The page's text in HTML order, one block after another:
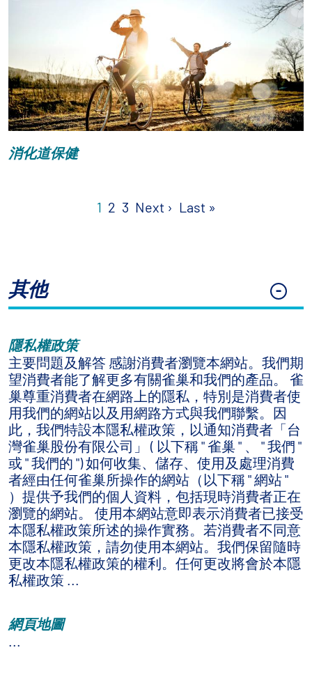
消化道保健
1 2 3 Next › Next page
Last »
其他
隱私權政策
主要問題及解答 感謝消費者瀏覽本網站。我們期
望消費者能了解更多有關雀巢和我們的產品。 雀
巢尊重消費者在網路上的隱私，特別是消費者使
用我們的網站以及用網路方式與我們聯繫。因
此，我們特設本隱私權政策，以通知消費者「台
灣雀巢股份有限公司」 ( 以下稱 " 雀巢 " 、 " 我們 "
或 " 我們的 ") 如何收集、儲存、使用及處理消費
者經由任何雀巢所操作的網站（以下稱 " 網站 "
）提供予我們的個人資料，包括現時消費者正在
瀏覽的網站。 使用本網站意即表示消費者已接受
本隱私權政策所述的操作實務。若消費者不同意
本隱私權政策，請勿使用本網站。我們保留隨時
更改本隱私權政策的權利。任何更改將會於本隱
私權政策 ...
網頁地圖